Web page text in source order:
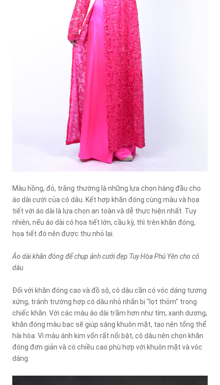
Màu hồng, đỏ, trắng thường là những lựa chọn hàng đầu cho
áo dài cưới của cô dâu. Kết hợp khăn đóng cùng màu và họa
tiết với áo dài là lựa chọn an toàn và dễ thực hiện nhất. Tuy
nhiên, nếu áo dài có họa tiết lớn, cầu kỳ, thì trên khăn đóng,
họa tiết đó nên được thu nhỏ lại.
Áo dài khăn đóng để chụp ảnh cưới đẹp Tuy Hòa Phú Yên cho cô
dâu
Đối với khăn đóng cao và đồ sộ, cô dâu cần có vóc dáng tương
xứng, tránh trường hợp cô dâu nhỏ nhắn bị "lọt thỏm" trong
chiếc khăn. Với các màu áo dài trầm hơn như tím, xanh dương,
khăn đóng màu bạc sẽ giúp sáng khuôn mặt, tạo nên tổng thể
hài hòa. Vì màu ánh kim vốn rất nổi bật, cô dâu nên chọn khăn
đóng đơn giản và có chiều cao phù hợp với khuôn mặt và vóc
dáng.